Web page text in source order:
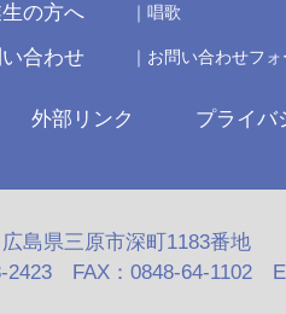
の方へ
唱歌
合わせ お問い合わせフォ
外部リンク プライバ
島県三原市深町1183番地
2423 FAX：0848-64-1102